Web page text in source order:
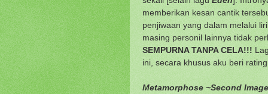
memberikan kesan cantik
penjiwaan yang dalam melalui
masing personil lainnya tidak
SEMPURNA TANPA CELA!!!
ini, secara khusus aku beri
Metamorphose ~Second